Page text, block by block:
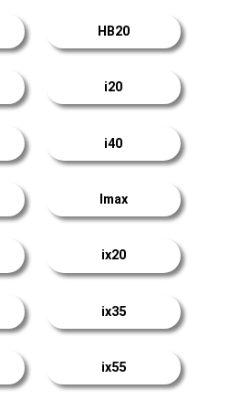
HB20
i20
i40
Imax
ix20
ix35
ix55